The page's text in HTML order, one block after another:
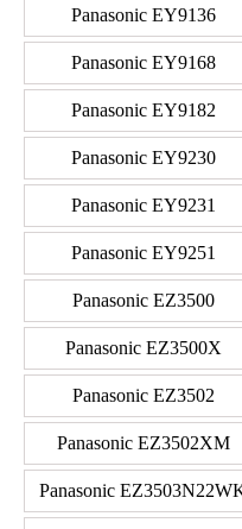
Panasonic EY9136
Panasonic EY9168
Panasonic EY9182
Panasonic EY9230
Panasonic EY9231
Panasonic EY9251
Panasonic EZ3500
Panasonic EZ3500X
Panasonic EZ3502
Panasonic EZ3502XM
Panasonic